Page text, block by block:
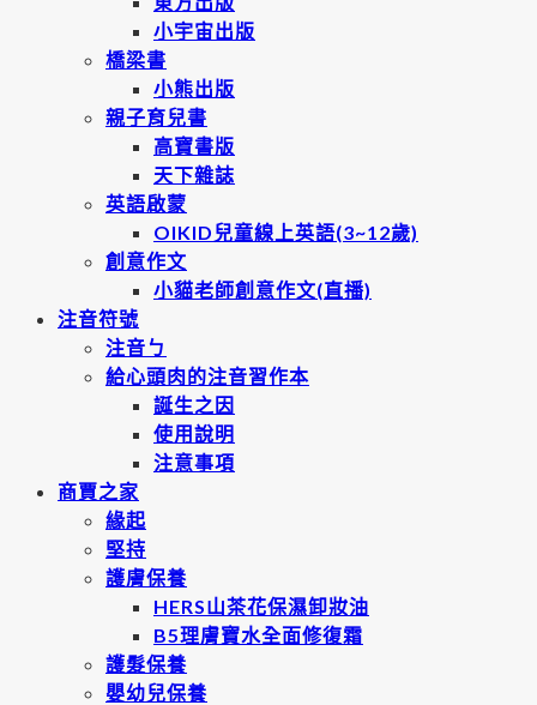
小宇宙出版
橋梁書
小熊出版
親子育兒書
高寶書版
天下雜誌
英語啟蒙
OIKID兒童線上英語(3~12歲)
創意作文
小貓老師創意作文(直播)
注音符號
注音ㄅ
給心頭肉的注音習作本
誕生之因
使用說明
注意事項
商賈之家
緣起
堅持
護膚保養
HERS山茶花保濕卸妝油
B5理膚寶水全面修復霜
護髮保養
嬰幼兒保養